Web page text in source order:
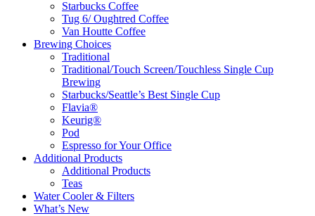
Starbucks Coffee
Tug 6/ Oughtred Coffee
Van Houtte Coffee
Brewing Choices
Traditional
Traditional/Touch Screen/Touchless Single Cup
Brewing
Starbucks/Seattle’s Best Single Cup
Flavia®
Keurig®
Pod
Espresso for Your Office
Additional Products
Additional Products
Teas
Water Cooler & Filters
What’s New